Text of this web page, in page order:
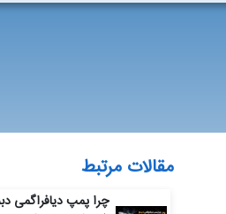
مقالات مرتبط
چرا پمپ دیافراگمی